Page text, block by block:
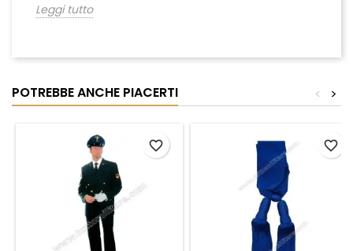
Leggi tutto
POTREBBE ANCHE PIACERTI >
<
favorite_border favorite_border